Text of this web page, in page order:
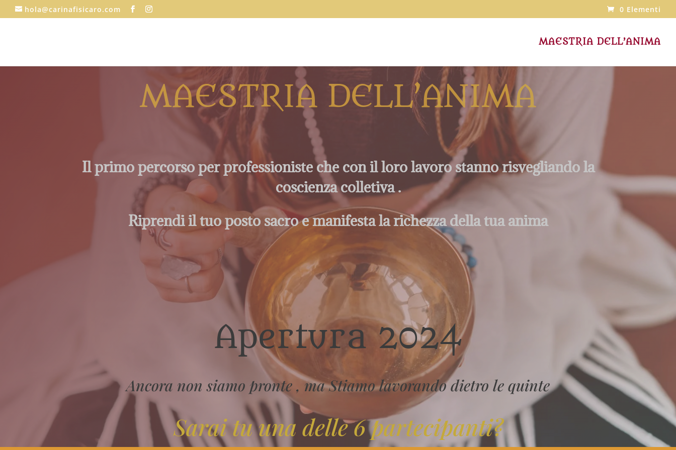
hola@carinafisicaro.com 0 Elementi
MAESTRIA DELL’ANIMA
MAESTRIA DELL’ANIMA
Il primo percorso per professioniste che con il loro lavoro stanno risvegliando la
coscienza colletiva .
Riprendi il tuo posto sacro e manifesta la richezza della tua anima
Apertura 2024
Ancora non siamo pronte , ma Stiamo lavorando dietro le quinte
Sarai tu una delle 6 partecipanti?